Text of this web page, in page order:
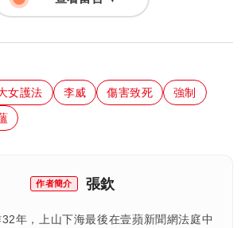
女護法 李威 傷害致死
強制
作者簡介 張欽
年，上山下海最後在壹蘋新聞網法庭中